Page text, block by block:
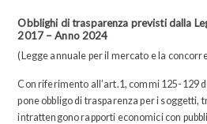
Obblighi di trasparenza previsti dalla
2017 – Anno 2024
(Legge annuale per il mercato e la
Con riferimento all’art.1, commi 125-129
pone obbligo di trasparenza per i soggetti,
intrattengono rapporti economici con